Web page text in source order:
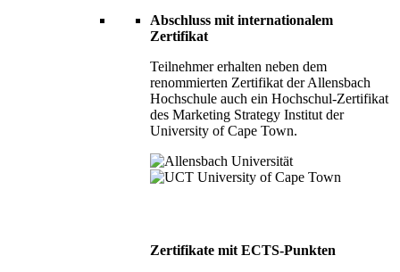
Abschluss mit internationalem
Zertifikat
Teilnehmer erhalten neben dem
renommierten Zertifikat der Allensbach
Hochschule auch ein Hochschul-Zertifikat
des Marketing Strategy Institut der
University of Cape Town.
Zertifikate mit ECTS-Punkten